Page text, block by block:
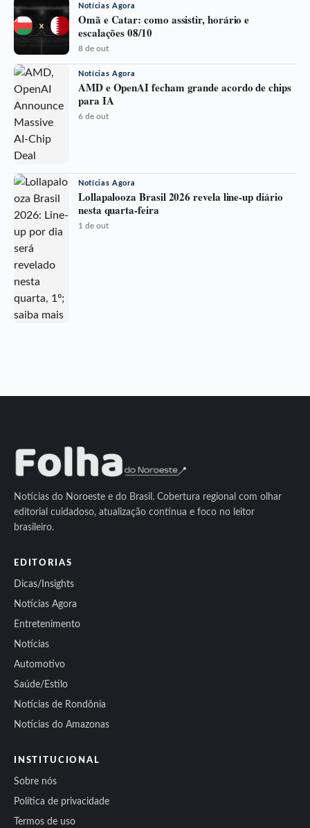
Notícias Agora
Omã e Catar: como assistir, horário e
escalações 08/10
8 de out
Notícias Agora
AMD e OpenAI fecham grande acordo de chips
para IA
6 de out
Notícias Agora
Lollapalooza Brasil 2026 revela line-up diário
nesta quarta-feira
1 de out
Notícias do Noroeste e do Brasil. Cobertura regional com olhar
editorial cuidadoso, atualização contínua e foco no leitor
brasileiro.
EDITORIAS
Dicas/Insights
Notícias Agora
Entretenimento
Notícias
Automotivo
Saúde/Estilo
Notícias de Rondônia
Notícias do Amazonas
INSTITUCIONAL
Sobre nós
Política de privacidade
Termos de uso